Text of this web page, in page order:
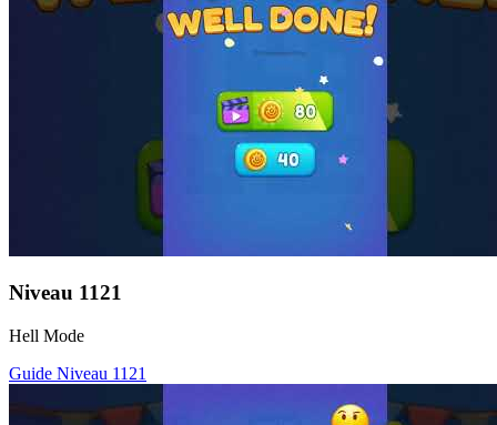
Niveau 1121
Hell Mode
Guide Niveau 1121